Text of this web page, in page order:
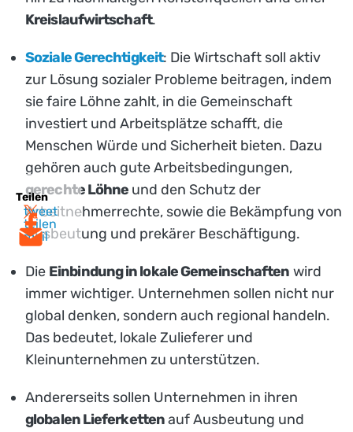
Teilen
tweet
teilen
mail
Kreislaufwirtschaft.
Soziale Gerechtigkeit: Die Wirtschaft soll aktiv
zur Lösung sozialer Probleme beitragen, indem
sie faire Löhne zahlt, in die Gemeinschaft
investiert und Arbeitsplätze schafft, die
Menschen Würde und Sicherheit bieten. Dazu
gehören auch gute Arbeitsbedingungen,
gerechte Löhne und den Schutz der
Arbeitnehmerrechte, sowie die Bekämpfung von
Ausbeutung und prekärer Beschäftigung.
Die Einbindung in lokale Gemeinschaften wird
immer wichtiger. Unternehmen sollen nicht nur
global denken, sondern auch regional handeln.
Das bedeutet, lokale Zulieferer und
Kleinunternehmen zu unterstützen.
Andererseits sollen Unternehmen in ihren
globalen Lieferkettenauf Ausbeutung und